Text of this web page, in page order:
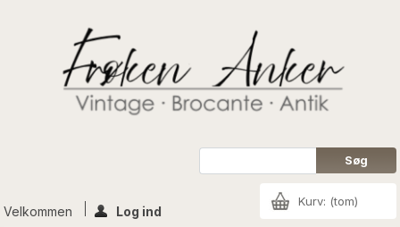
Kurv: (tom)
Velkommen Log ind